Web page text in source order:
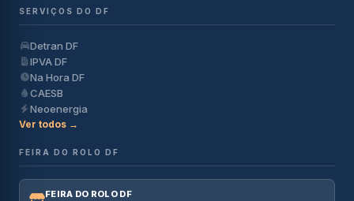
SERVIÇOS DO DF
Detran DF
IPVA DF
Na Hora DF
CAESB
Neoenergia
Ver todos →
FEIRA DO ROLO DF
FEIRA DO ROLO DF